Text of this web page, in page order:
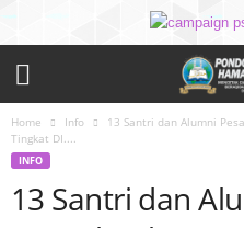
Home Info
13 Santri dan Alumni
Tingkat DI....
INFO
13 Santri dan